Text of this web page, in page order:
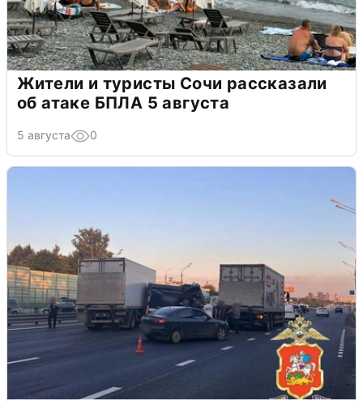
Жители и туристы Сочи рассказали
об атаке БПЛА 5 августа
5 августа 0